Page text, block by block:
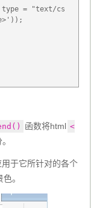
= "text/cs
函数将html <
于它所针对的各个
。